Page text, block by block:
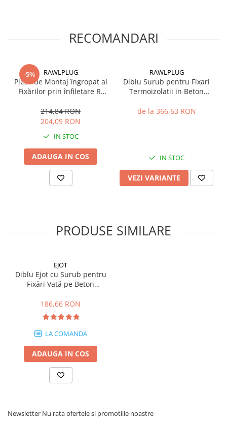
Hidroizolații Lichide
Hidrofobizare și Tratamente
Tencuieli și Betoane
Amorse Tencuieli
Pardoseli și Nivelare Suport
Nivelare Grosieră
Nivelare în Strat Subțire
Rașini Reparații Fisuri Șapă
Aditivi pentru Șape
Amorse și Promotori de Aderență
Profile Betoane
Reparare Beton, Subturnări și
Ancorări
Mortare Speciale
Decorative
Profile Decorative
Ancadramente Uși și Ferestre
Solbancuri / Pervaze
Scafe pentru Led
RECOMANDARI
-5% RAWLPLUG
Piesă de Montaj îngropat al
Fixărilor prin înfiletare R-
214,84 RON
204,09 RON
IN STOC
ADAUGA IN COS
RAWLPLUG
Diblu Surub pentru Fixari
Termoizolatii in Beton
de la 366,63 RON
IN STOC
VEZI VARIANTE
PRODUSE SIMILARE
EJOT
Diblu Ejot cu Șurub pentru
Fixări Vată pe Beton
115mm
186,66 RON
LA COMANDA
ADAUGA IN COS
Newsletter Nu rata ofertele si promotiile noastre